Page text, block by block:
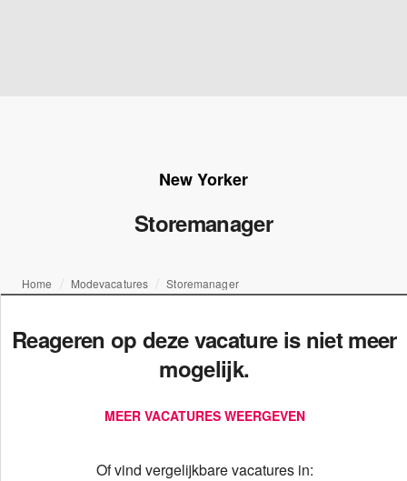
New Yorker
Storemanager
Home Modevacatures Storemanager
Reageren op deze vacature is niet meer
mogelijk.
MEER VACATURES WEERGEVEN
Of vind vergelijkbare vacatures in: